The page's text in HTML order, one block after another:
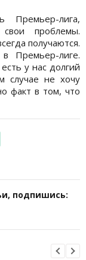
Премьер-лига,
проблемы.
получаются.
Премьер-лиге.
у нас долгий
случае не хочу
факт в том, что
подпишись: